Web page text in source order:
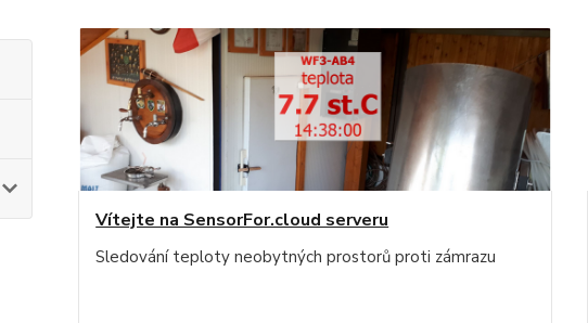
Vítejte na SensorFor.cloud serveru
Sledování teploty neobytných prostorů proti zámrazu